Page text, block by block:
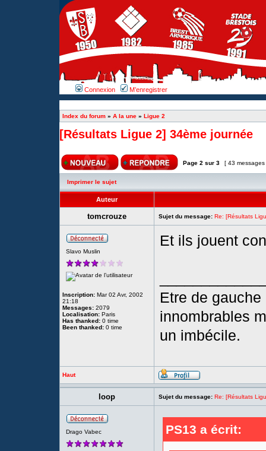
Connexion M’enregistrer
Index du forum » A la une » Ligue 2
[Résultats Ligue 2] 34ème journée
Page 2 sur 3 [ 43
Imprimer le sujet
Auteur
tomcrouze Sujet du message: Re: [Résultats
Slavo Muslin
Inscription: Mar 02 Avr, 2002
21:18
Messages: 2079
Localisation: Paris
Has thanked: 0 time
Been thanked: 0 time
Et ils jouent
Etre de
innombrables
un imbécile.
Haut
loop Sujet du message: Re: [Résultats
Drago Vabec PS13 a écrit: